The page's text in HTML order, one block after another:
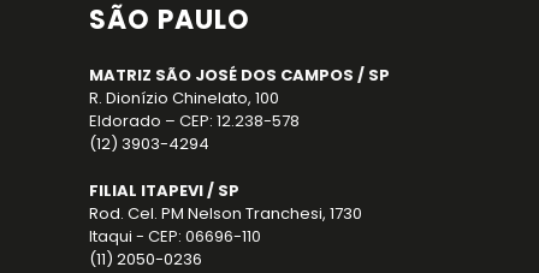
SÃO PAULO
MATRIZ SÃO JOSÉ DOS CAMPOS / SP
R. Dionízio Chinelato, 100
Eldorado – CEP: 12.238-578
(12) 3903-4294
FILIAL ITAPEVI / SP
Rod. Cel. PM Nelson Tranchesi, 1730
Itaqui - CEP: 06696-110
(11) 2050-0236